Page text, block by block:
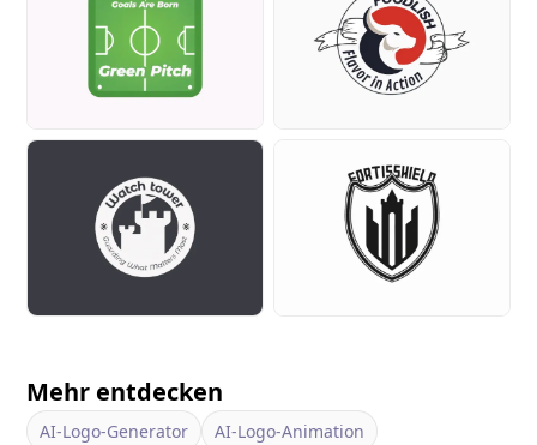
Mehr entdecken
AI-Logo-Generator
AI-Logo-Animation